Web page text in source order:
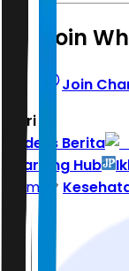
Join
Join
Hari ini
Indeks Berita
Learning Hub
Home